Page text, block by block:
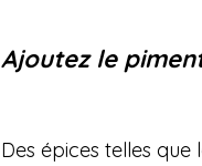
Ajoutez le
Des épices telles